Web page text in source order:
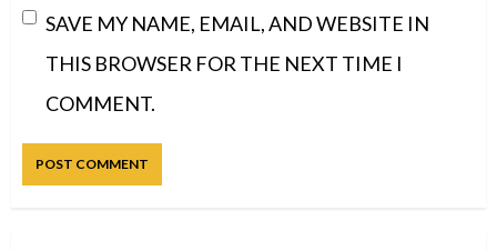
SAVE MY NAME, EMAIL, AND WEBSITE IN
THIS BROWSER FOR THE NEXT TIME I
COMMENT.